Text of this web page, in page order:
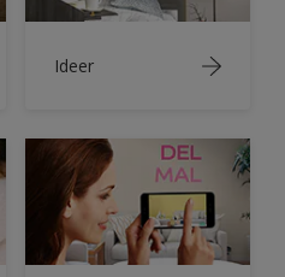
Ideer